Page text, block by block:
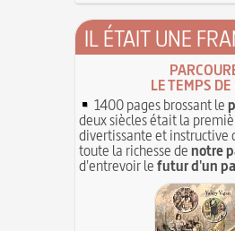
IL ÉTAIT UNE
LE TEMPS
1400 pages brossant le
deux siècles était la
divertissante et instructive
toute la richesse denotre
d'entrevoir lefutur d'un